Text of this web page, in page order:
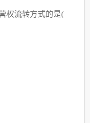
权流转方式的是(